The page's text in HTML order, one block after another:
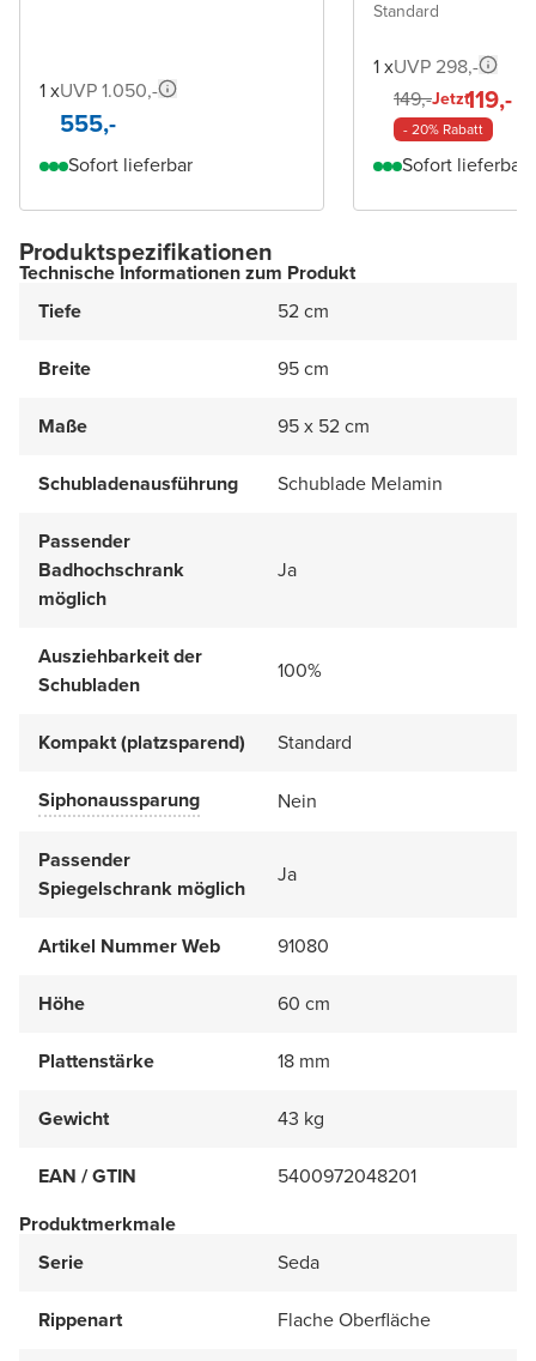
1 xUVP 1.050,-
555,-
Sofort lieferbar
Standard
1 xUVP 298,-
149,-Jetzt119,-
- 20% Rabatt
Sofort lieferbar
Produktspezifikationen
Technische Informationen zum Produkt
Tiefe
52 cm
Breite 95 cm
Maße 95 x 52 cm
Schubladenausführung Schublade Melamin
Passender
Badhochschrank
möglich
Ja
Ausziehbarkeit der
Schubladen
100%
Kompakt (platzsparend) Standard
Siphonaussparung Nein
Passender
Spiegelschrank möglich
Ja
Artikel Nummer Web 91080
Höhe 60 cm
Plattenstärke 18 mm
Gewicht 43 kg
EAN / GTIN
5400972048201
Produktmerkmale
Serie
Seda
Rippenart Flache Oberfläche